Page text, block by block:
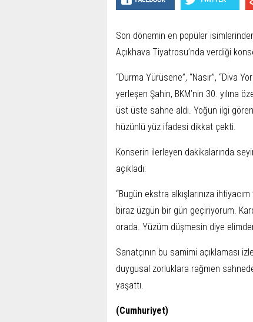
Son dönemin en popüler
Açıkhava Tiyatrosu’nda verdiği
“Durma Yürüsene”, “Nasır”, “Diva
yerleşen Şahin, BKM’nin 30. yılına
üst üste sahne aldı. Yoğun ilgi
hüzünlü yüz ifadesi dikkat çekti.
Konserin ilerleyen dakikalarında
açıkladı:
“Bugün ekstra alkışlarınıza
biraz üzgün bir gün geçiriyorum.
orada. Yüzüm düşmesin diye
Sanatçının bu samimi açıklaması
duygusal zorluklara rağmen
yaşattı.
(Cumhuriyet)